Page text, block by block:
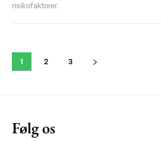
risikofaktorer.
1 2 3
Følg os